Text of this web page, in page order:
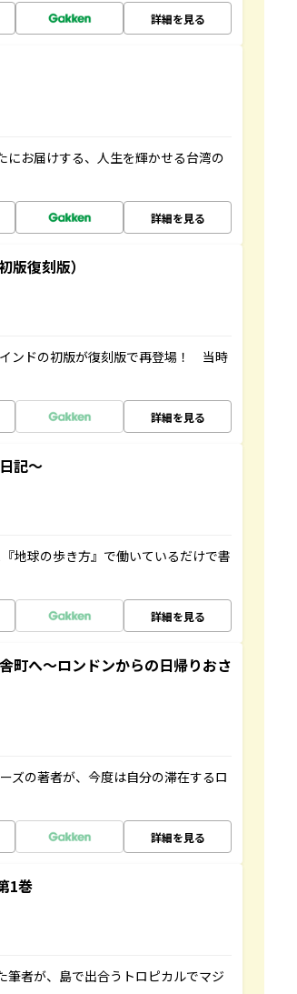
詳細を見る
お届けする、人生を輝かせる台湾の
詳細を見る
復刻版）
ンドの初版が復刻版で再登場！ 当時
詳細を見る
記～
地球の歩き方』で働いているだけで書
詳細を見る
町へ～ロンドンからの日帰りおさ
ズの著者が、今度は自分の滞在するロ
詳細を見る
1巻
者が、島で出合うトロピカルでマジ